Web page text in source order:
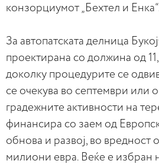
конзорциумот „Бехтел и
За автопатската делница
проектирана со должина од
доколку процедурите се
се очекува во септември или
градежните активности на
финансира со заем од
обнова и развој, во вредност
милиони евра. Веќе е избран